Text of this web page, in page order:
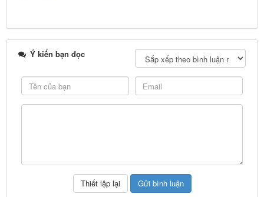
Ý kiến bạn đọc